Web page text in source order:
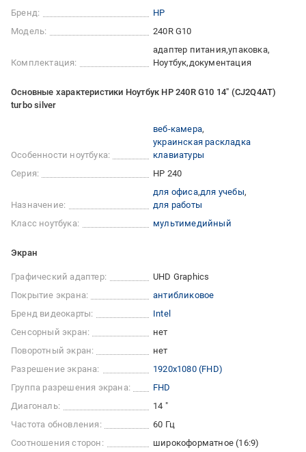
Бренд:
HP
Модель:
240R G10
Комплектация:
адаптер питания упаковка
Ноутбук документация
Основные характеристики Ноутбук HP 240R G10 14" (CJ2Q4AT)
turbo silver
Особенности ноутбука:
веб-камера
украинская раскладка
клавиатуры
Серия:
HP 240
Назначение:
для офиса для учебы
для работы
Класс ноутбука:
мультимедийный
Экран
Графический адаптер:
UHD Graphics
Покрытие экрана:
антибликовое
Бренд видеокарты:
Intel
Сенсорный экран:
нет
Поворотный экран:
нет
Разрешение экрана:
1920x1080 (FHD)
Группа разрешения экрана:
FHD
Диагональ:
14 "
Частота обновления:
60 Гц
Соотношения сторон:
широкоформатное (16:9)